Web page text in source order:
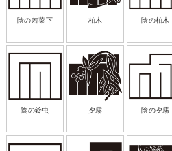
陰の若菜下 柏木 陰の柏木
陰の鈴虫 夕霧 陰の夕霧